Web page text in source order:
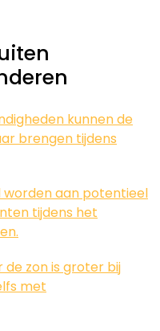
kunnen de
brengen tijdens
aan potentieel
tijdens het
zon is groter bij
met